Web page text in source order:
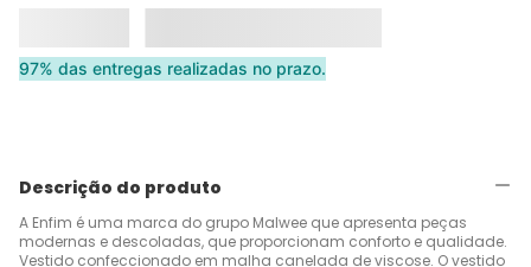
97% das entregas realizadas no prazo.
Descrição do produto
A Enfim é uma marca do grupo Malwee que apresenta peças
modernas e descoladas, que proporcionam conforto e qualidade.
Vestido confeccionado em malha canelada de viscose. O vestido